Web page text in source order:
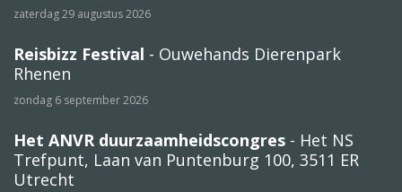
zaterdag 29 augustus 2026
Reisbizz Festival - Ouwehands Dierenpark
Rhenen
zondag 6 september 2026
Het ANVR duurzaamheidscongres - Het NS
Trefpunt, Laan van Puntenburg 100, 3511 ER
Utrecht